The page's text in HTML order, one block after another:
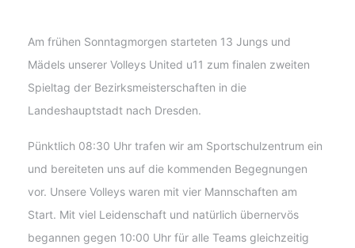
Am frühen Sonntagmorgen starteten 13 Jungs und
Mädels unserer Volleys United u11 zum finalen zweiten
Spieltag der Bezirksmeisterschaften in die
Landeshauptstadt nach Dresden.
Pünktlich 08:30 Uhr trafen wir am Sportschulzentrum ein
und bereiteten uns auf die kommenden Begegnungen
vor. Unsere Volleys waren mit vier Mannschaften am
Start. Mit viel Leidenschaft und natürlich übernervös
begannen gegen 10:00 Uhr für alle Teams gleichzeitig